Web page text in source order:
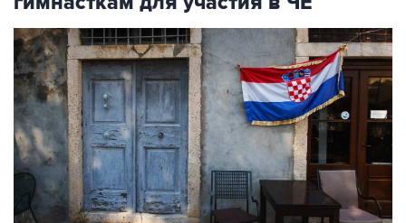
Фото: Jay L Clendenin/Getty Images